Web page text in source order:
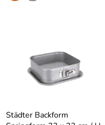
Städter Backform